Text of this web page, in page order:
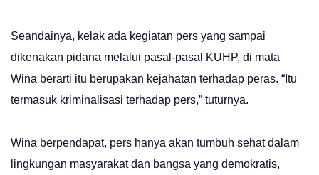
Seandainya, kelak ada kegiatan pers yang sampai
dikenakan pidana melalui pasal-pasal KUHP, di mata
Wina berarti itu berupakan kejahatan terhadap peras. “Itu
termasuk kriminalisasi terhadap pers,” tuturnya.
Wina berpendapat, pers hanya akan tumbuh sehat dalam
lingkungan masyarakat dan bangsa yang demokratis,